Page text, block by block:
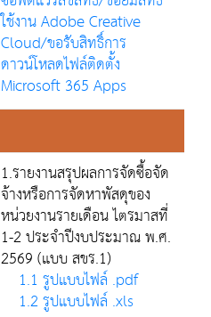
ใช้งาน Adobe Creative
Cloud/ขอรับสิทธิ์การ
ดาวน์โหลดไฟล์ติดตั้ง
Microsoft 365 Apps
1.รายงานสรุปผลการจัดซื้อจัด
จ้างหรือการจัดหาพัสดุของ
หน่วยงานรายเดือน ไตรมาสที่
1-2 ประจำปีงบประมาณ พ.ศ.
2569 (แบบ สขร.1)
1.1 รูปแบบไฟล์ .pdf
1.2 รูปแบบไฟล์ .xls